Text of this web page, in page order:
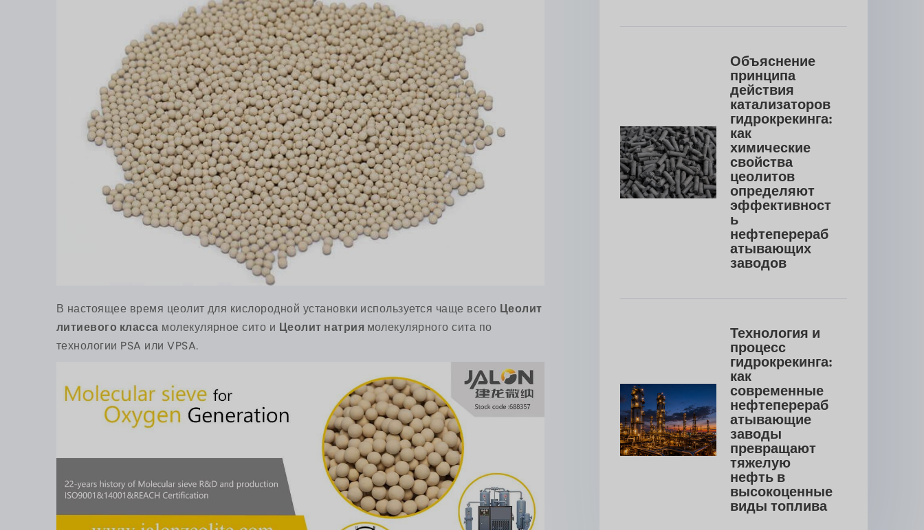
В настоящее время цеолит для кислородной установки используется чаще всего Цеолит
литиевого класса молекулярное сито и Цеолит натрия молекулярного сита по
технологии PSA или VPSA.
Объяснение
принципа
действия
катализаторов
гидрокрекинга:
как
химические
свойства
цеолитов
определяют
эффективност
ь
нефтеперераб
атывающих
заводов
Технология и
процесс
гидрокрекинга:
как
современные
нефтеперераб
атывающие
заводы
превращают
тяжелую
нефть в
высокоценные
виды топлива